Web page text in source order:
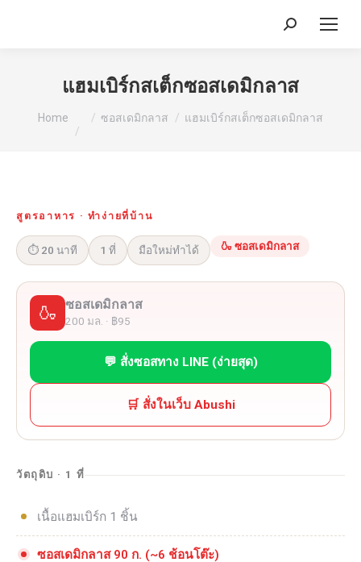
Search:
แฮมเบิร์กสเต็กซอสเดมิกลาส
You are here:
Home ซอสเดมิกลาส แฮมเบิร์กสเต็กซอสเดมิกลาส
สูตรอาหาร · ทำง่ายที่บ้าน
⏱ 20 นาที 1 ที่ มือใหม่ทำได้ 🍶 ซอสเดมิกลาส
🍶 ซอสเดมิกลาส
200 มล. · ฿95
💬 สั่งซอสทาง LINE (ง่ายสุด)
🛒 สั่งในเว็บ Abushi
วัตถุดิบ · 1 ที่
เนื้อแฮมเบิร์ก 1 ชิ้น
ซอสเดมิกลาส 90 ก. (~6 ช้อนโต๊ะ)